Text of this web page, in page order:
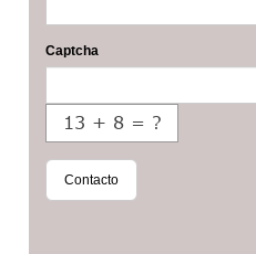
Captcha
Contacto